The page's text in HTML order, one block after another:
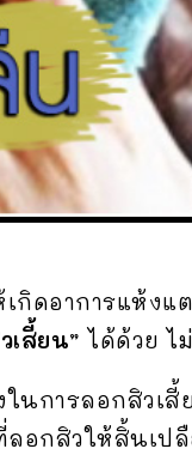
กิดอาการแห้ง
เสี้ยน” ได้ด้วย ไ
ในการลอกสิวเสี้
กสิวให้สิ้นเปลื